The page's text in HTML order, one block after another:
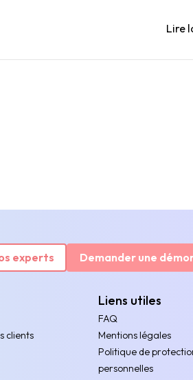
Lire
experts Demander une
clients
Liens utiles
FAQ
Mentions légales
Politique de
personnelles